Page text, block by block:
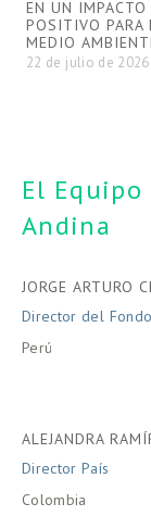
EN UN IMPACTO
POSITIVO PARA
MEDIO
22 de julio de 2026
El Equipo
Andina
JORGE ARTURO
Director del
Perú
ALEJANDRA
Director País
Colombia